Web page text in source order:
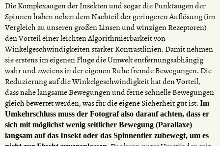
Die Komplexaugen der Insekten und sogar die Punktaugen der
Spinnen haben neben dem Nachteil der geringeren Auflösung (im
Vergleich zu unseren großen Linsen und winzigen Rezeptoren)
den Vorteil einer leichten Algorithmierbarkeit von
Winkelgeschwindigkeiten starker Kontrastlinien. Damit nehmen
sie erstens im eigenen Fluge die Umwelt entfernungsabhängig
wahr und zweiens in der eigenen Ruhe fremde Bewegungen. Die
Reduzierung auf die Winkelgeschwindigkeit hat den Vorteil,
dass nahe langsame Bewegungen und ferne schnelle Bewegungen
gleich bewertet werden, was für die eigene Sicherheit gut ist. Im
Umkehrschluss muss der Fotograf also darauf achten, dass er
sich mit möglichst wenig seitlicher Bewegung (Parallaxe)
langsam auf das Insekt oder das Spinnentier zubewegt, um es